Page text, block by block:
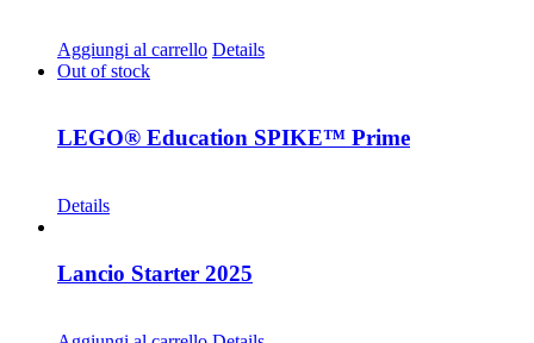
Aggiungi al carrello Details
Out of stock
LEGO® Education SPIKE™ Prime
Details
Lancio Starter 2025